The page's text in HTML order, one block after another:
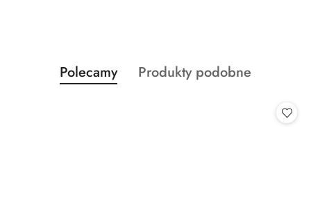
Pomiń karuzelę produktów
Produkty
o
Polecamy
Produkty
Produkty podobne